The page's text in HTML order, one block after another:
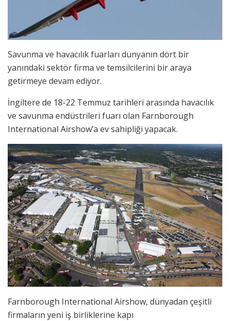
Savunma ve havacılık fuarları dünyanın dört bir
yanındaki sektör firma ve temsilcilerini bir araya
getirmeye devam ediyor.
İngiltere de 18-22 Temmuz tarihleri arasında havacılık
ve savunma endüstrileri fuarı olan Farnborough
International Airshow’a ev sahipliği yapacak.
Farnborough International Airshow, dünyadan çeşitli
firmaların yeni iş birliklerine kapı